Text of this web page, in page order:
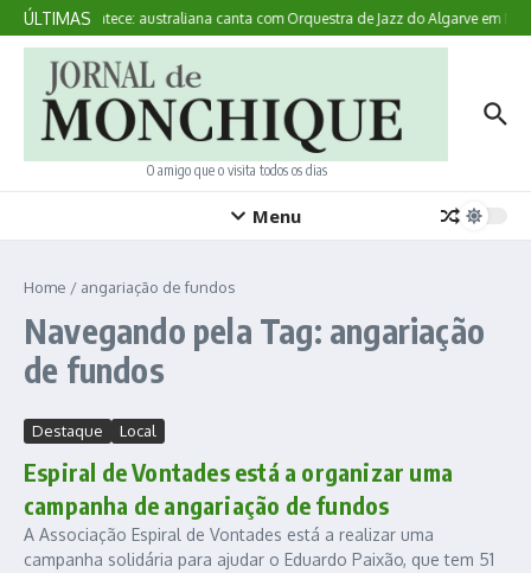
Ir para o conteúdo
ÚLTIMAS
Aqui Acontece: australiana canta com Orquestra de Jazz do Algarve em
O amigo que o visita todos os dias
Menu
Home / angariação de fundos
Navegando pela Tag: angariação
de fundos
Destaque Local
Espiral de Vontades está a organizar uma
campanha de angariação de fundos
A Associação Espiral de Vontades está a realizar uma
campanha solidária para ajudar o Eduardo Paixão, que tem 51